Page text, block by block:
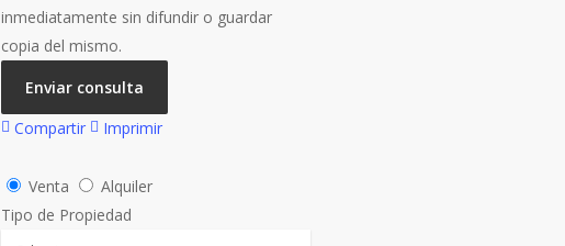
inmediatamente sin difundir o guardar
copia del mismo.
Enviar consulta
Compartir
Imprimir
Venta
Alquiler
Tipo de Propiedad